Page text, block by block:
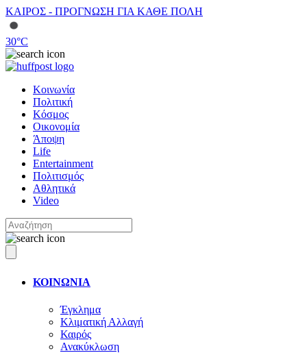
ΚΑΙΡΟΣ - ΠΡΟΓΝΩΣΗ ΓΙΑ ΚΑΘΕ ΠΟΛΗ
30°C
Κοινωνία
Πολιτική
Κόσμος
Οικονομία
Άποψη
Life
Entertainment
Πολιτισμός
Αθλητικά
Video
ΚΟΙΝΩΝΙΑ
Έγκλημα
Κλιματική Αλλαγή
Καιρός
Ανακύκλωση